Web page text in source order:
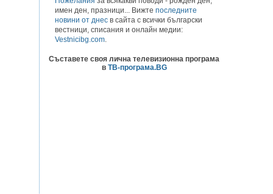
имен ден, празници... Вижте последните
новини от днес в сайта с всички български
вестници, списания и онлайн медии:
Vestnicibg.com.
Съставете своя лична телевизионна програма
в ТВ-програма.BG